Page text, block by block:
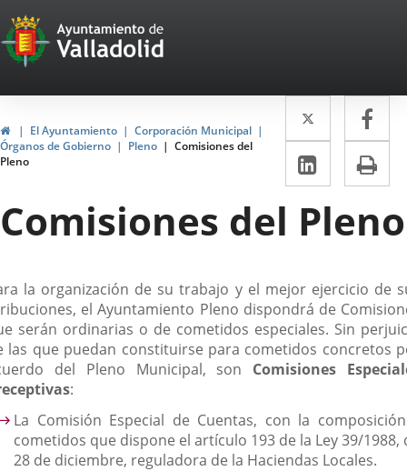
Portal
Web
del
Ayuntamiento
de
Valladolid
InicioEl Ayuntamiento
Corporación Municipal
Órganos de Gobierno
Pleno
Comisiones del
Pleno
Twitter
Enlace
a
una
externa.
a
LinkedIn
Enlace
a
una
externa.
Comisiones del Pleno
la organización de su trabajo y el mejor ejercicio de
el Ayuntamiento Pleno dispondrá de
serán ordinarias o de cometidos especiales. Sin
las que puedan constituirse para cometidos concretos
del Pleno Municipal, son Comisiones
:
La Comisión Especial de Cuentas, con la
cometidos que dispone el artículo 193 de la Ley 39/1988,
28 de diciembre, reguladora de la Haciendas Locales.